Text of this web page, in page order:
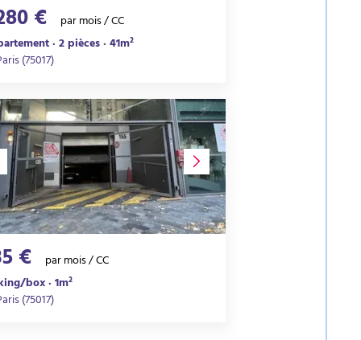
€
par mois / CC
· 2 pièces · 41m²
(75017)
€
par mois / CC
box · 1m²
(75017)